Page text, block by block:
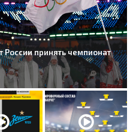
принять чемпионат